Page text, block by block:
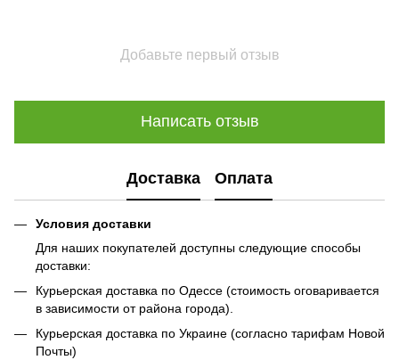
Добавьте первый отзыв
Написать отзыв
Доставка Оплата
Условия доставки
Для наших покупателей доступны следующие способы
доставки:
Курьерская доставка по Одессе (стоимость оговаривается
в зависимости от района города).
Курьерская доставка по Украине (согласно тарифам Новой
Почты)